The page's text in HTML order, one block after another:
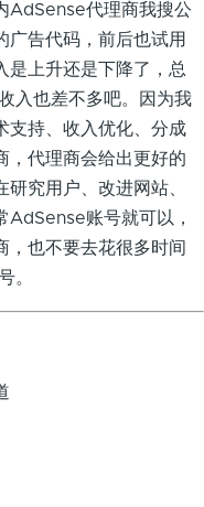
AdSense代理商我搜公
广告代码，前后也试用
是上升还是下降了，总
入也差不多吧。因为我
支持、收入优化、分成
，代理商会给出更好的
究用户、改进网站、
AdSense账号就可以，
也不要去花很多时间
。